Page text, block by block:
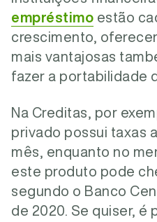
empréstimo estão
crescimento,
mais vantajosas
fazer a portabilidade
Na Creditas, por
privado possui taxas
mês, enquanto no
este produto pode
segundo o Banco
de 2020. Se quiser, é